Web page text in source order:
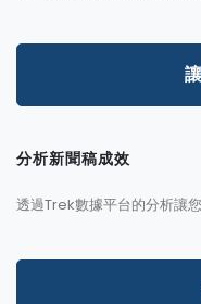
分析新聞稿成效
透過Trek數據平台的分析讓